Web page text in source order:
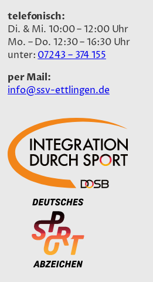
telefonisch:
Di. & Mi. 10:00 – 12:00 Uhr
Mo. – Do. 12:30 – 16:30 Uhr
unter: 07243 – 374 155
per Mail:
info@ssv-ettlingen.de